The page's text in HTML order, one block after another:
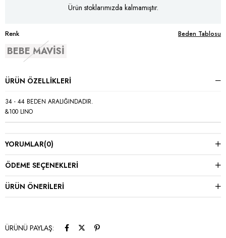
Ürün stoklarımızda kalmamıştır.
Renk Beden Tablosu
BEBE MAVİSİ
ÜRÜN ÖZELLIKLERI
34 - 44 BEDEN ARALIĞINDADIR.
&100 LINO
YORUMLAR(0)
ÖDEME SEÇENEKLERI
ÜRÜN ÖNERILERI
ÜRÜNÜ PAYLAŞ: